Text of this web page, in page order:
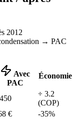
2012
→ PAC
Avec
PAC
Économie
÷ 3.2
(COP)
€ -35%